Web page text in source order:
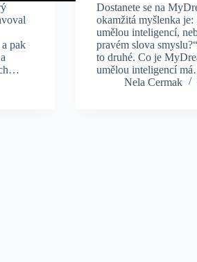
pak
Dostanete se na
okamžitá myšlenka
umělou inteligencí,
pravém slova
to druhé. Co je
umělou inteligencí
Nela Cermak